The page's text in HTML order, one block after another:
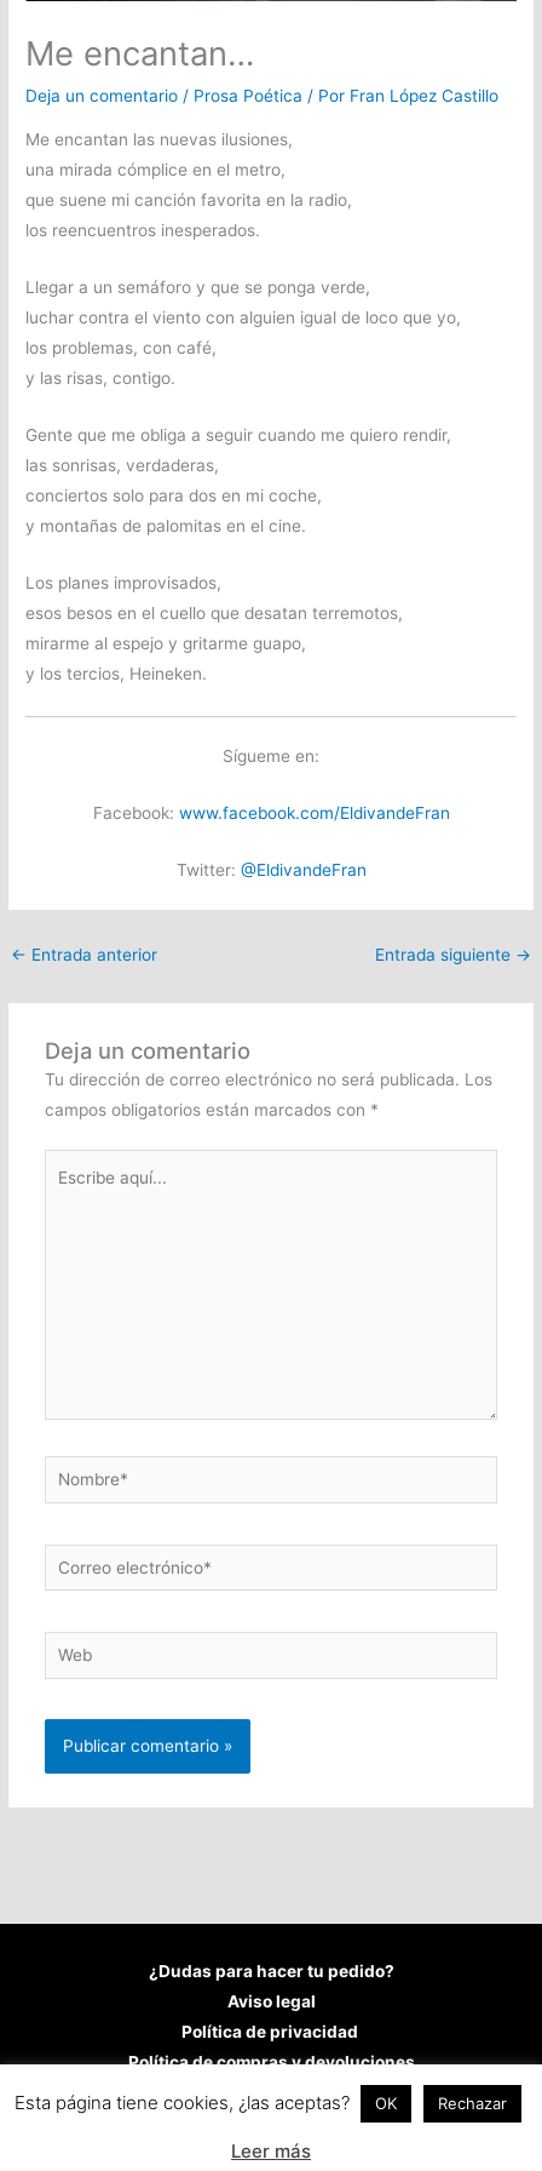
Me encantan…
Deja un comentario / Prosa Poética / Por Fran López Castillo
Me encantan las nuevas ilusiones,
una mirada cómplice en el metro,
que suene mi canción favorita en la radio,
los reencuentros inesperados.
Llegar a un semáforo y que se ponga verde,
luchar contra el viento con alguien igual de loco que yo,
los problemas, con café,
y las risas, contigo.
Gente que me obliga a seguir cuando me quiero rendir,
las sonrisas, verdaderas,
conciertos solo para dos en mi coche,
y montañas de palomitas en el cine.
Los planes improvisados,
esos besos en el cuello que desatan terremotos,
mirarme al espejo y gritarme guapo,
y los tercios, Heineken.
Sígueme en:
Facebook: www.facebook.com/EldivandeFran
Twitter: @EldivandeFran
← Entrada anterior Entrada siguiente →
Deja un comentario
Tu dirección de correo electrónico no será publicada. Los
campos obligatorios están marcados con *
Nombre*
Correo
electrónico*
Web
¿Dudas para hacer tu pedido?
Aviso legal
Política de privacidad
Política de compras y devoluciones
Política de cookies
Fran López Castillo
Esta página tiene cookies, ¿las aceptas? OK Rechazar
Leer más